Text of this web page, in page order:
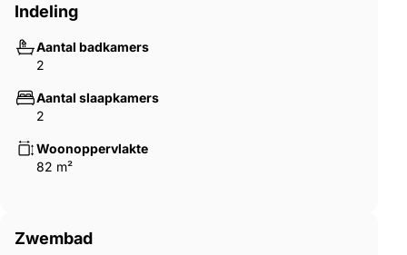
Indeling
Aantal badkamers
2
Aantal slaapkamers
2
Woonoppervlakte
82 m²
Zwembad